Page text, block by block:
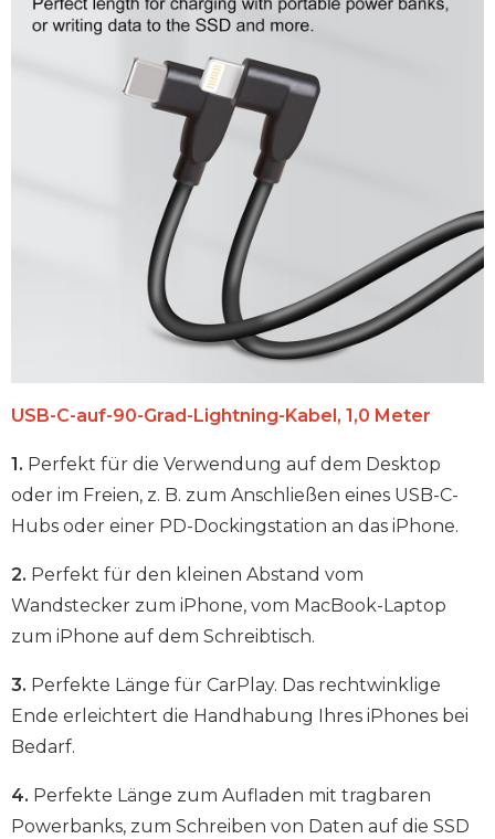
USB-C-auf-90-Grad-Lightning-Kabel, 1,0 Meter
1. Perfekt für die Verwendung auf dem Desktop
oder im Freien, z. B. zum Anschließen eines USB-C-
Hubs oder einer PD-Dockingstation an das iPhone.
2. Perfekt für den kleinen Abstand vom
Wandstecker zum iPhone, vom MacBook-Laptop
zum iPhone auf dem Schreibtisch.
3. Perfekte Länge für CarPlay. Das rechtwinklige
Ende erleichtert die Handhabung Ihres iPhones bei
Bedarf.
4. Perfekte Länge zum Aufladen mit tragbaren
Powerbanks, zum Schreiben von Daten auf die SSD